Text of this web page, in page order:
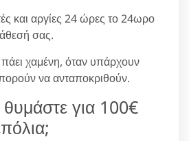
και αργίες 24 ώρες το 24ωρο
σας.
χαμένη, όταν υπάρχουν
να ανταποκριθούν.
για 100€